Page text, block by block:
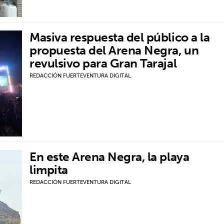
Masiva respuesta del público a la
propuesta del Arena Negra, un
revulsivo para Gran Tarajal
REDACCIÓN FUERTEVENTURA DIGITAL
En este Arena Negra, la playa
limpita
REDACCIÓN FUERTEVENTURA DIGITAL